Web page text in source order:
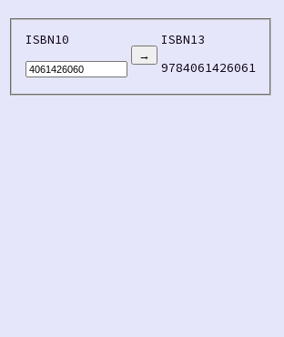
ISBN10
ISBN13
9784061426061